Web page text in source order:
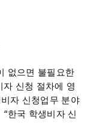
없으면 불필요한
신청 절차에 영
자 신청업무 분야
한국 학생비자 신